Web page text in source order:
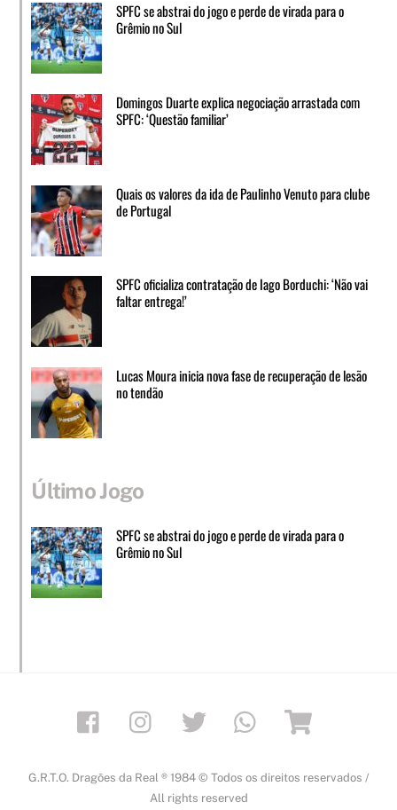
SPFC se abstrai do jogo e perde de virada para o
Grêmio no Sul
Domingos Duarte explica negociação arrastada com
SPFC: ‘Questão familiar’
Quais os valores da ida de Paulinho Venuto para clube
de Portugal
SPFC oficializa contratação de Iago Borduchi: ‘Não vai
faltar entrega!’
Lucas Moura inicia nova fase de recuperação de lesão
no tendão
Último Jogo
SPFC se abstrai do jogo e perde de virada para o
Grêmio no Sul
Facebook Instagram Twitter Whatsapp
G.R.T.O. Dragões da Real ® 1984 © Todos os direitos reservados /
All rights reserved